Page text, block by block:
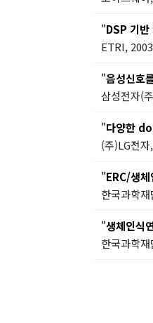
"DSP 기
ETRI,
"음성신호
삼성전자(
"다양한
(주)LG전
"ERC/생
한국과학
"생체인식
한국과학